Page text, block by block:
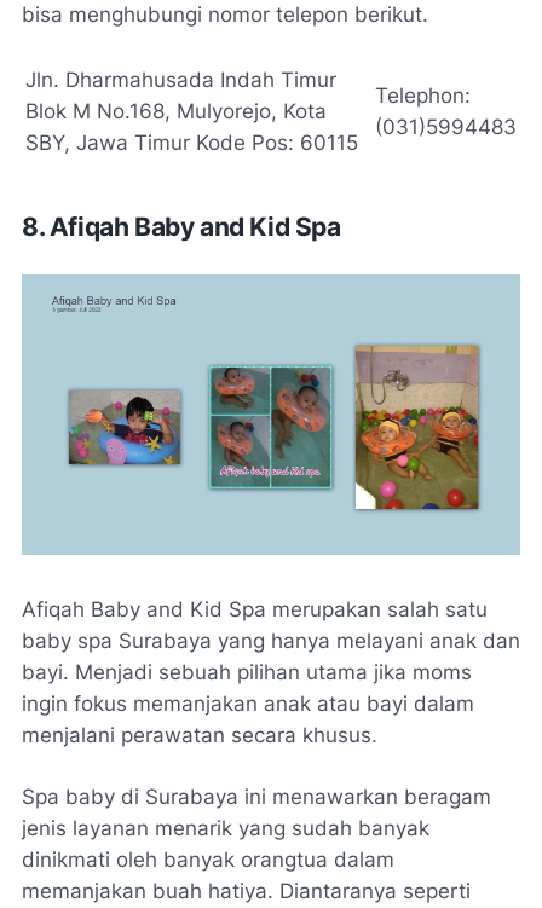
bisa menghubungi nomor telepon berikut.
Jln. Dharmahusada Indah Timur
Blok M No.168, Mulyorejo, Kota
SBY, Jawa Timur Kode Pos: 60115
Telephon:
(031)5994483
8. Afiqah Baby and Kid Spa
Afiqah Baby and Kid Spa merupakan salah satu
baby spa Surabaya yang hanya melayani anak dan
bayi. Menjadi sebuah pilihan utama jika moms
ingin fokus memanjakan anak atau bayi dalam
menjalani perawatan secara khusus.
Spa baby di Surabaya ini menawarkan beragam
jenis layanan menarik yang sudah banyak
dinikmati oleh banyak orangtua dalam
memanjakan buah hatiya. Diantaranya seperti